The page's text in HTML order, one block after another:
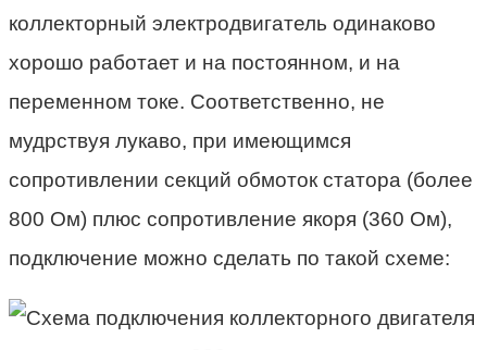
коллекторный электродвигатель одинаково
хорошо работает и на постоянном, и на
переменном токе. Соответственно, не
мудрствуя лукаво, при имеющимся
сопротивлении секций обмоток статора (более
800 Ом) плюс сопротивление якоря (360 Ом),
подключение можно сделать по такой схеме: